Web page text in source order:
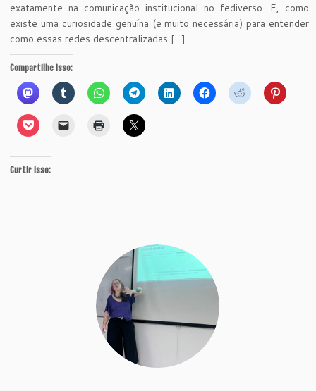
exatamente na comunicação institucional no fediverso. E, como
existe uma curiosidade genuína (e muito necessária) para entender
como essas redes descentralizadas […]
Compartilhe isso:
Curtir isso: